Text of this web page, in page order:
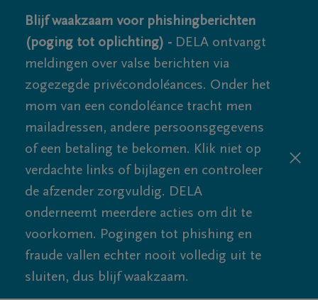
Blijf waakzaam voor phishingberichten
(poging tot oplichting) - DELA ontvangt
meldingen over valse berichten via
zogezegde privécondoléances. Onder het
mom van een condoléance tracht men
mailadressen, andere persoonsgegevens
of een betaling te bekomen. Klik niet op
verdachte links of bijlagen en controleer
de afzender zorgvuldig. DELA
onderneemt meerdere acties om dit te
voorkomen. Pogingen tot phishing en
fraude vallen echter nooit volledig uit te
sluiten, dus blijf waakzaam.